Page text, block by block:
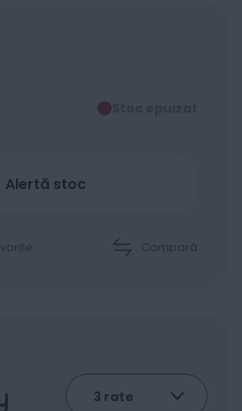
Stoc epuizat
Alertă stoc
Compară